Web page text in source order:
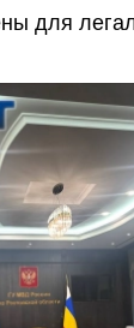
для